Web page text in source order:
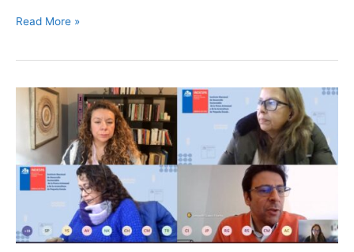
c
e
b
o
o
k
k
e
dI
n
er s
A
p
p
s
e
n
er
l
e
Read More »
Equipo
Etnográfica
reunió
Jefaturas